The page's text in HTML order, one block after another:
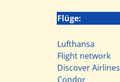
Flüge:
Lufthansa
Flight network
Discover Airlines
Condor